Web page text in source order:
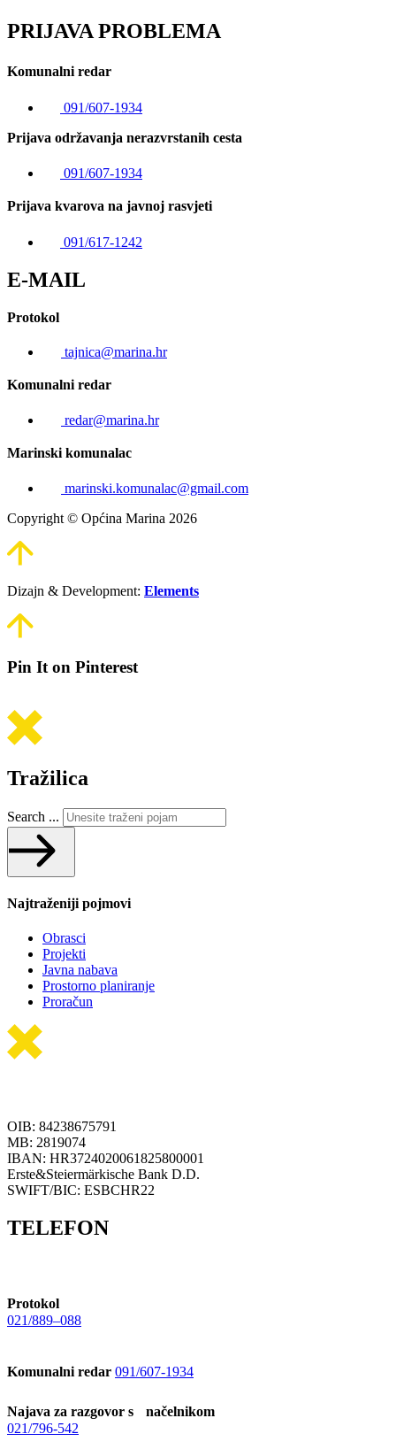
PRIJAVA PROBLEMA
Komunalni redar
091/607-1934
Prijava održavanja nerazvrstanih cesta
091/607-1934
Prijava kvarova na javnoj rasvjeti
091/617-1242
E-MAIL
Protokol
tajnica@marina.hr
Komunalni redar
redar@marina.hr
Marinski komunalac
marinski.komunalac@gmail.com
Copyright © Općina Marina 2026
Dizajn & Development: Elements
Pin It on Pinterest
Tražilica
Search ...
Najtraženiji pojmovi
Obrasci
Projekti
Javna nabava
Prostorno planiranje
Proračun
OIB: 84238675791
MB: 2819074
IBAN: HR3724020061825800001
Erste&Steiermärkische Bank D.D.
SWIFT/BIC: ESBCHR22
TELEFON
Protokol
021/889–088
Komunalni redar 091/607-1934
Najava za razgovor s načelnikom
021/796-542